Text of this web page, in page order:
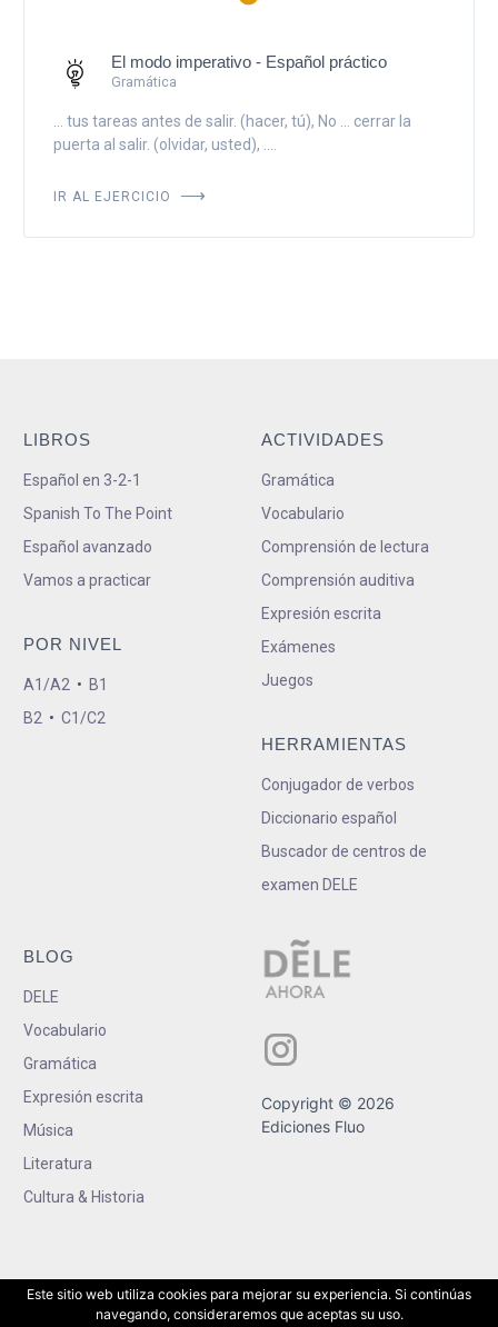
El modo imperativo - Español práctico
Gramática
... tus tareas antes de salir. (hacer, tú), No ... cerrar la
puerta al salir. (olvidar, usted), ....
IR AL EJERCICIO
LIBROS
Español en 3-2-1
Spanish To The Point
Español avanzado
Vamos a practicar
POR NIVEL
A1/A2 • B1
B2 • C1/C2
ACTIVIDADES
Gramática
Vocabulario
Comprensión de lectura
Comprensión auditiva
Expresión escrita
Exámenes
Juegos
HERRAMIENTAS
Conjugador de verbos
Diccionario español
Buscador de centros de
examen DELE
BLOG
DELE
Vocabulario
Gramática
Expresión escrita
Música
Literatura
Cultura & Historia
Copyright © 2026
Ediciones Fluo
Este sitio web utiliza cookies para mejorar su experiencia. Si continúas
navegando, consideraremos que aceptas su uso.